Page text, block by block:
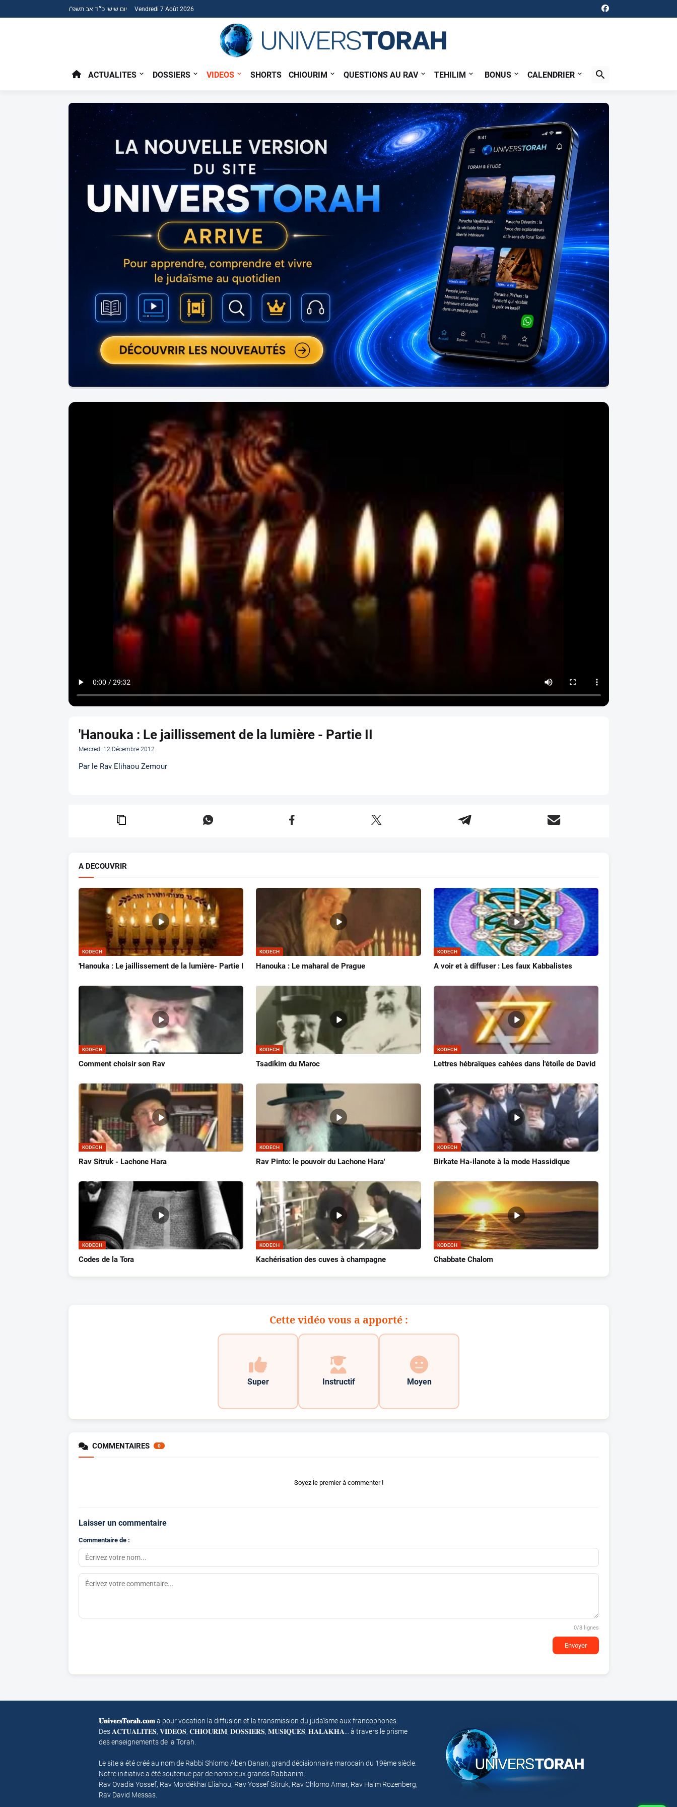
יום שישי כ״ד אב תשפ"ו Vendredi 7 Août 2026
ACTUALITES DOSSIERS VIDEOS SHORTS CHIOURIM QUESTIONS AU RAV TEHILIM BONUS CALENDRIER
'Hanouka : Le jaillissement de la lumière - Partie II
Mercredi 12 Décembre 2012
Par le Rav Elihaou Zemour
A DECOUVRIR
KODECH
'Hanouka : Le jaillissement de la lumière- Partie I
KODECH
Hanouka : Le maharal de Prague
KODECH
A voir et à diffuser : Les faux Kabbalistes
KODECH
Comment choisir son Rav
KODECH
Tsadikim du Maroc
KODECH
Lettres hébraïques cahées dans l'étoile de David
KODECH
Rav Sitruk - Lachone Hara
KODECH
Rav Pinto: le pouvoir du Lachone Hara'
KODECH
Birkate Ha-ilanote à la mode Hassidique
KODECH
Codes de la Tora
KODECH
Kachérisation des cuves à champagne
KODECH
Chabbate Chalom
Cette vidéo vous a apporté :
Super Instructif Moyen
COMMENTAIRES 0
Soyez le premier à commenter !
Laisser un commentaire
Commentaire de :
0/8 lignes
Envoyer
𝐔𝐧𝐢𝐯𝐞𝐫𝐬𝐓𝐨𝐫𝐚𝐡.𝐜𝐨𝐦a pour vocation la diffusion et la transmission du judaïsme aux francophones.
Des 𝐀𝐂𝐓𝐔𝐀𝐋𝐈𝐓𝐄𝐒, 𝐕𝐈𝐃𝐄𝐎𝐒, 𝐂𝐇𝐈𝐎𝐔𝐑𝐈𝐌, 𝐃𝐎𝐒𝐒𝐈𝐄𝐑𝐒, 𝐌𝐔𝐒𝐈𝐐𝐔𝐄𝐒, 𝐇𝐀𝐋𝐀𝐊𝐇𝐀… à travers le prisme
des enseignements de la Torah.
Le site a été créé au nom de Rabbi Shlomo Aben Danan, grand décisionnaire marocain du 19ème siècle.
Notre initiative a été soutenue par de nombreux grands Rabbanim :
Rav Ovadia Yossef, Rav Mordékhaï Eliahou, Rav Yossef Sitruk, Rav Chlomo Amar, Rav Haïm Rozenberg,
Rav David Messas.